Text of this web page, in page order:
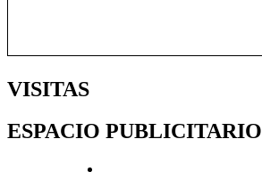
VISITAS
ESPACIO PUBLICITARIO